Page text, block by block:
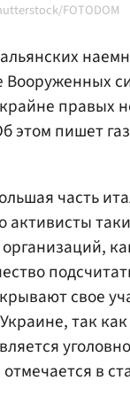
FOTODOM
Вооруженных
правых
этом пишет
часть
активисты
свое
так
в